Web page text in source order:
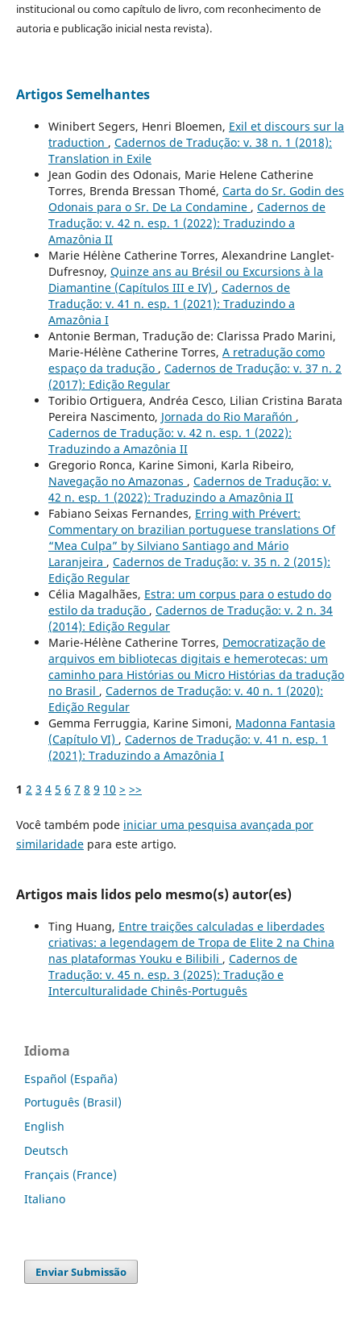
institucional ou como capítulo de livro, com reconhecimento de
autoria e publicação inicial nesta revista).
Artigos Semelhantes
Winibert Segers, Henri Bloemen, Exil et discours sur la
traduction , Cadernos de Tradução: v. 38 n. 1 (2018):
Translation in Exile
Jean Godin des Odonais, Marie Helene Catherine
Torres, Brenda Bressan Thomé, Carta do Sr. Godin des
Odonais para o Sr. De La Condamine , Cadernos de
Tradução: v. 42 n. esp. 1 (2022): Traduzindo a
Amazônia II
Marie Hélène Catherine Torres, Alexandrine Langlet-
Dufresnoy, Quinze ans au Brésil ou Excursions à la
Diamantine (Capítulos III e IV) , Cadernos de
Tradução: v. 41 n. esp. 1 (2021): Traduzindo a
Amazônia I
Antonie Berman, Tradução de: Clarissa Prado Marini,
Marie-Hélène Catherine Torres, A retradução como
espaço da tradução , Cadernos de Tradução: v. 37 n. 2
(2017): Edição Regular
Toribio Ortiguera, Andréa Cesco, Lilian Cristina Barata
Pereira Nascimento, Jornada do Rio Marañón ,
Cadernos de Tradução: v. 42 n. esp. 1 (2022):
Traduzindo a Amazônia II
Gregorio Ronca, Karine Simoni, Karla Ribeiro,
Navegação no Amazonas , Cadernos de Tradução: v.
42 n. esp. 1 (2022): Traduzindo a Amazônia II
Fabiano Seixas Fernandes, Erring with Prévert:
Commentary on brazilian portuguese translations Of
“Mea Culpa” by Silviano Santiago and Mário
Laranjeira , Cadernos de Tradução: v. 35 n. 2 (2015):
Edição Regular
Célia Magalhães, Estra: um corpus para o estudo do
estilo da tradução , Cadernos de Tradução: v. 2 n. 34
(2014): Edição Regular
Marie-Hélène Catherine Torres, Democratização de
arquivos em bibliotecas digitais e hemerotecas: um
caminho para Histórias ou Micro Histórias da tradução
no Brasil , Cadernos de Tradução: v. 40 n. 1 (2020):
Edição Regular
Gemma Ferruggia, Karine Simoni, Madonna Fantasia
(Capítulo VI) , Cadernos de Tradução: v. 41 n. esp. 1
(2021): Traduzindo a Amazônia I
1 2 3 4 5 6 7 8 9 10 > >>
Você também pode iniciar uma pesquisa avançada por
similaridadepara este artigo.
Artigos mais lidos pelo mesmo(s) autor(es)
Ting Huang, Entre traições calculadas e liberdades
criativas: a legendagem de Tropa de Elite 2 na China
nas plataformas Youku e Bilibili , Cadernos de
Tradução: v. 45 n. esp. 3 (2025): Tradução e
Interculturalidade Chinês-Português
Idioma
Español (España)
Português (Brasil)
English
Deutsch
Français (France)
Italiano
Enviar Submissão